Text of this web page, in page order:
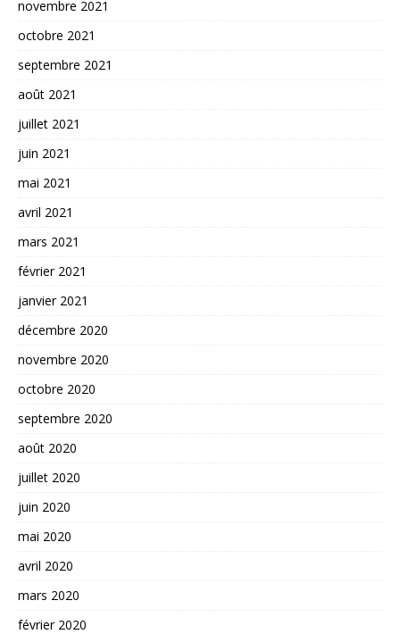
novembre 2021
octobre 2021
septembre 2021
août 2021
juillet 2021
juin 2021
mai 2021
avril 2021
mars 2021
février 2021
janvier 2021
décembre 2020
novembre 2020
octobre 2020
septembre 2020
août 2020
juillet 2020
juin 2020
mai 2020
avril 2020
mars 2020
février 2020